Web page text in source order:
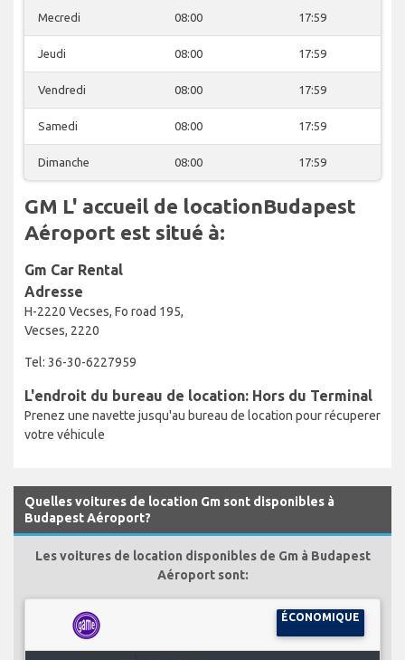
Mecredi 08:00 17:59
Jeudi 08:00 17:59
Vendredi 08:00 17:59
Samedi 08:00 17:59
Dimanche 08:00 17:59
GM L' accueil de locationBudapest
Aéroport est situé à:
Gm Car Rental
Adresse
H-2220 Vecses, Fo road 195,
Vecses, 2220
Tel: 36-30-6227959
L'endroit du bureau de location: Hors du Terminal
Prenez une navette jusqu'au bureau de location pour récuperer
votre véhicule
Quelles voitures de location Gm sont disponibles à
Budapest Aéroport?
Les voitures de location disponibles de Gm à Budapest
Aéroport sont:
ÉCONOMIQUE